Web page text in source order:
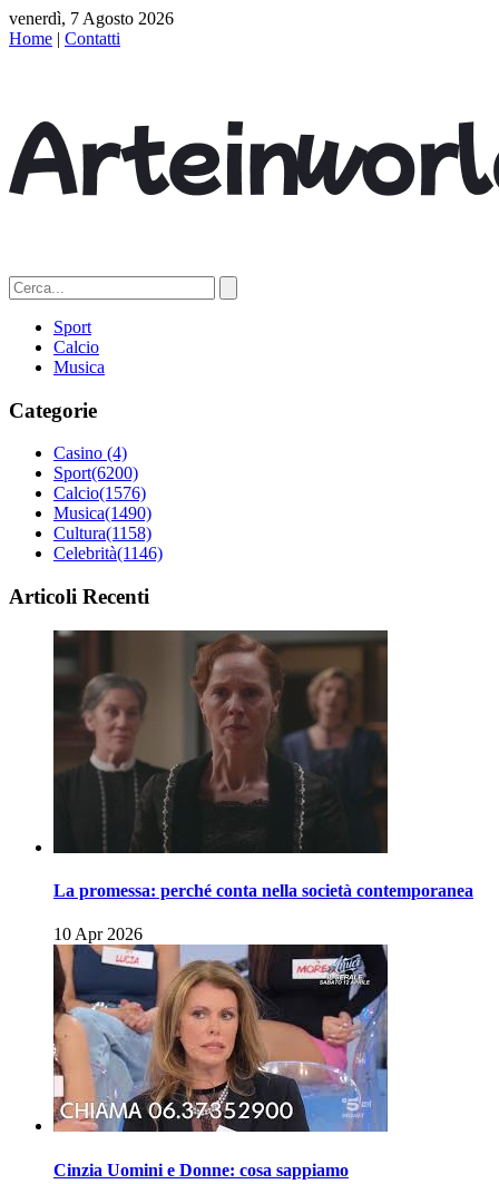
venerdì, 7 Agosto 2026
Home | Contatti
Sport
Calcio
Musica
Categorie
Casino (4)
Sport(6200)
Calcio(1576)
Musica(1490)
Cultura(1158)
Celebrità(1146)
Articoli Recenti
La promessa: perché conta nella società contemporanea
10 Apr 2026
Cinzia Uomini e Donne: cosa sappiamo